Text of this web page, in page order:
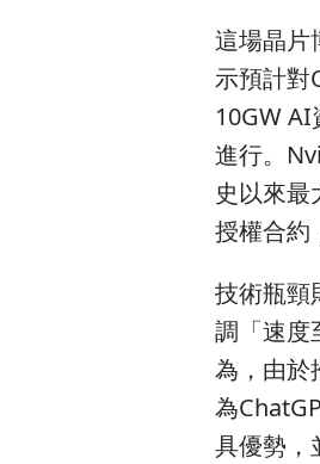
這場晶片
示預計對
10GW
進行。
史以來
授權合約
技術瓶頸
調「速度
為，由於
為
具優勢，